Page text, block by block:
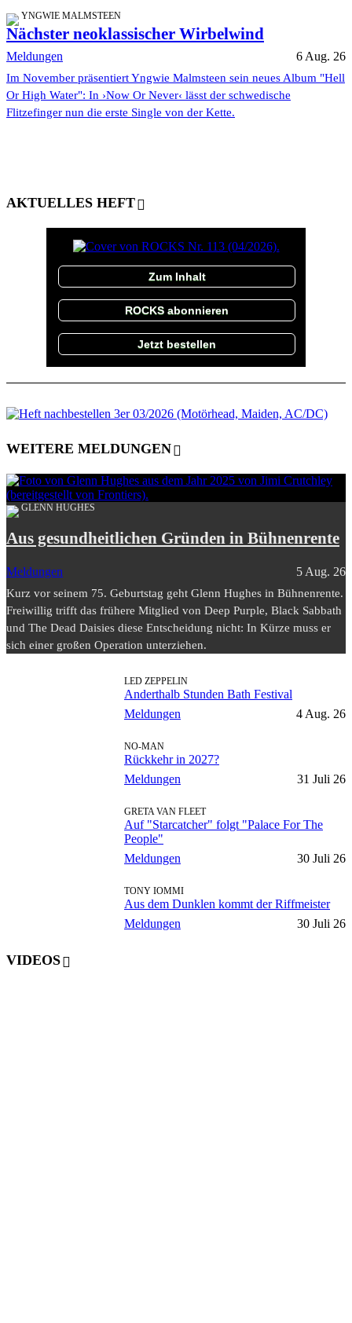
YNGWIE MALMSTEEN
Nächster neoklassischer Wirbelwind
Meldungen 6 Aug. 26
Im November präsentiert Yngwie Malmsteen sein neues Album "Hell
Or High Water": In ›Now Or Never‹ lässt der schwedische
Flitzefinger nun die erste Single von der Kette.
AKTUELLES HEFT
Zum Inhalt
ROCKS abonnieren
Jetzt bestellen
WEITERE MELDUNGEN
GLENN HUGHES
Aus gesundheitlichen Gründen in Bühnenrente
Meldungen 5 Aug. 26
Kurz vor seinem 75. Geburtstag geht Glenn Hughes in Bühnenrente.
Freiwillig trifft das frühere Mitglied von Deep Purple, Black Sabbath
und The Dead Daisies diese Entscheidung nicht: In Kürze muss er
sich einer großen Operation unterziehen.
LED ZEPPELIN
Anderthalb Stunden Bath Festival
Meldungen
4 Aug. 26
NO-MAN
Rückkehr in 2027?
Meldungen
31 Juli 26
GRETA VAN FLEET
Auf "Starcatcher" folgt "Palace For The
People"
Meldungen
30 Juli 26
TONY IOMMI
Aus dem Dunklen kommt der Riffmeister
Meldungen
30 Juli 26
VIDEOS